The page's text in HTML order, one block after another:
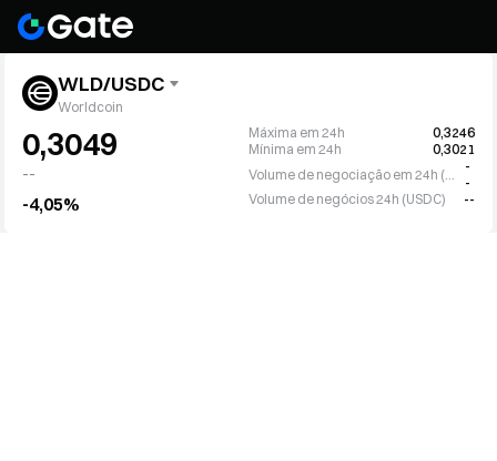
WLD/USDC
Worldcoin
0,3049
--
-4,05%
Máxima em 24h
0,3246
Mínima em 24h
0,3021
-
-
Volume de negócios 24h (USDC)
--